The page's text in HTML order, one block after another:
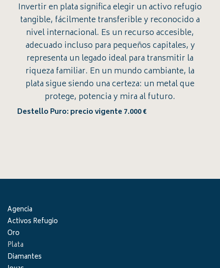
Invertir en plata significa elegir un activo refugio
tangible, fácilmente transferible y reconocido a
nivel internacional. Es un recurso accesible,
adecuado incluso para pequeños capitales, y
representa un legado ideal para transmitir la
riqueza familiar. En un mundo cambiante, la
plata sigue siendo una certeza: un metal que
protege, potencia y mira al futuro.
Destello Puro: precio vigente 7.000 €
Agencia
Activos Refugio
Oro
Plata
Diamantes